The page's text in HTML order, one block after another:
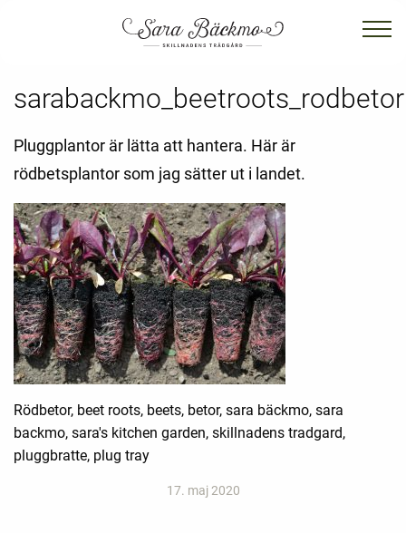
sarabackmo_beetroots_rodbetor
Pluggplantor är lätta att hantera. Här är
rödbetsplantor som jag sätter ut i landet.
Rödbetor, beet roots, beets, betor, sara bäckmo, sara
backmo, sara's kitchen garden, skillnadens tradgard,
pluggbratte, plug tray
17. maj 2020